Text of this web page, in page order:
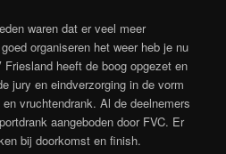
waren dat er veel meer
organiseren het weer heb je nu
heeft de boog opgezet en
jury en eindverzorging in de vorm
vruchtendrank. Al de deelnemers
aangeboden door FVC. Er
bij doorkomst en finish.